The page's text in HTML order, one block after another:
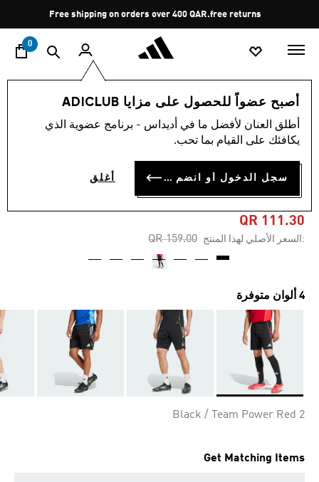
Pause
promotion
rotation
Free shipping on orders over 400 QAR.free returns
0
أصبح عضواً للحصول على مزايا ADICLUB
أطلق العنان لأفضل ما في أديداس - برنامج عضوية الذي
يكافئك على القيام بما تحب.
سجل الدخول أو انضم الآن أغلق
الرجال الملابس
-30%
4.8 (76)
شورت تدريب TIRO 25
COMPETITION
QR 111.30
:السعر الأصلي لهذا المنتج Price reduced from
QR 159.00
to
4 ألوان متوفرة
Black / Team Power Red 2
Get Matching Items